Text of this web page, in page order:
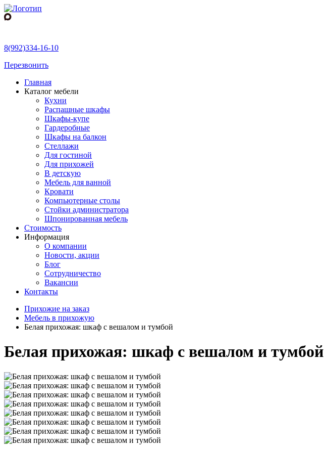
8(992)334-16-10
Перезвонить
Главная
Каталог мебели
Кухни
Распашные шкафы
Шкафы-купе
Гардеробные
Шкафы на балкон
Стеллажи
Для гостиной
Для прихожей
В детскую
Мебель для ванной
Кровати
Компьютерные столы
Стойки администратора
Шпонированная мебель
Стоимость
Информация
О компании
Новости, акции
Блог
Сотрудничество
Вакансии
Контакты
Прихожие на заказ
Мебель в прихожую
Белая прихожая: шкаф с вешалом и тумбой
Белая прихожая: шкаф с вешалом и тумбой